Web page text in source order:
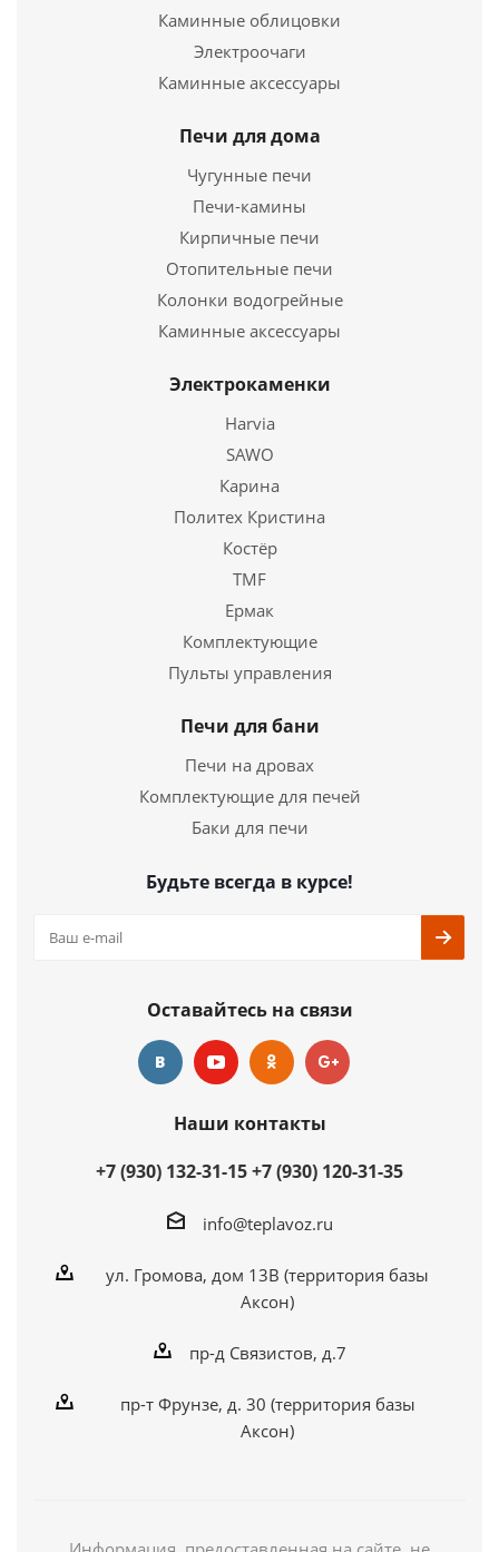
Купить в 1 клик
Площадка монтажная термо ПМТ-Р 430,0,8/430, 0,5
d 250\310
4 408руб.
Подробнее
Купить в 1 клик
Каминные облицовки
Электроочаги
Каминные аксессуары
Печи для дома
Чугунные печи
Печи-камины
Кирпичные печи
Отопительные печи
Колонки водогрейные
Каминные аксессуары
Электрокаменки
Harvia
SAWO
Карина
Политех Кристина
Костёр
TMF
Ермак
Комплектующие
Пульты управления
Печи для бани
Печи на дровах
Комплектующие для печей
Баки для печи
Будьте всегда в курсе!
Оставайтесь на связи
Наши контакты
+7 (930) 132-31-15+7 (930) 120-31-35
info@teplavoz.ru
ул. Громова, дом 13В (территория базы
Аксон)
пр-д Связистов, д.7
пр-т Фрунзе, д. 30 (территория базы
Аксон)